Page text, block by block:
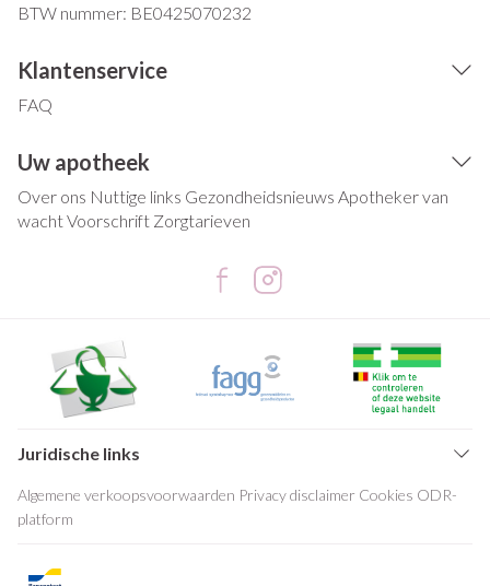
BTW nummer: BE0425070232
Klantenservice
FAQ
Uw apotheek
Over ons Nuttige links Gezondheidsnieuws Apotheker van
wachtVoorschrift Zorgtarieven
Juridische links
Algemene verkoopsvoorwaarden Privacy disclaimer Cookies ODR-
platform